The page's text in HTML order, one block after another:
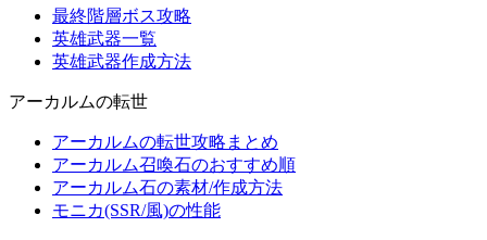
最終階層ボス攻略
英雄武器一覧
英雄武器作成方法
アーカルムの転世
アーカルムの転世攻略まとめ
アーカルム召喚石のおすすめ順
アーカルム石の素材/作成方法
モニカ(SSR/風)の性能